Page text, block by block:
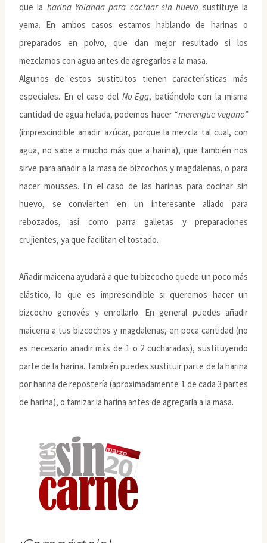
que la harina Yolanda para cocinar sin huevo sustituye la
yema. En ambos casos estamos hablando de harinas o
preparados en polvo, que dan mejor resultado si los
mezclamos con agua antes de agregarlos a la masa.
Algunos de estos sustitutos tienen características más
especiales. En el caso del No-Egg, batiéndolo con la misma
cantidad de agua helada, podemos hacer “merengue vegano”
(imprescindible añadir azúcar, porque la mezcla tal cual, con
agua, no sabe a mucho más que a harina), que también nos
sirve para añadir a la masa de bizcochos y magdalenas, o para
hacer mousses. En el caso de las harinas para cocinar sin
huevo, se convierten en un interesante aliado para
rebozados, así como parra galletas y preparaciones
crujientes, ya que facilitan el tostado.
Añadir maicena ayudará a que tu bizcocho quede un poco más
elástico, lo que es imprescindible si queremos hacer un
bizcocho genovés y enrollarlo. En general puedes añadir
maicena a tus bizcochos y magdalenas, en poca cantidad (no
es necesario añadir más de 1 o 2 cucharadas), sustituyendo
parte de la harina. También puedes sustituir parte de la harina
por harina de repostería (aproximadamente 1 de cada 3 partes
de harina), o tamizar la harina antes de agregarla a la masa.